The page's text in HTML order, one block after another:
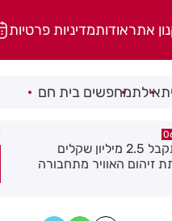
אתראודותמדיניות פרטיות
אילתמחפשים בית חם
מודיעין עילית בחשד
מפקד תחנת בני ברק–רמת